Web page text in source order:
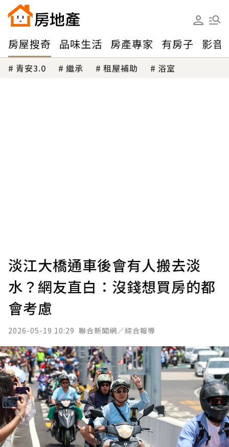
房屋搜奇 品味生活 房產專家 有房子 影音
青安3.0 繼承 租屋補助 浴室
淡江大橋通車後會有人搬去淡
水？網友直白：沒錢想買房的都
會考慮
2026-05-19 10:29 聯合新聞網／綜合報導